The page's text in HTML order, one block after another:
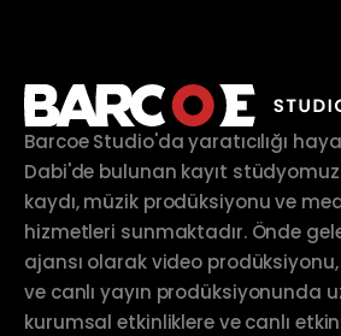
Barcoe Studio'da yaratıcılığı
Dabi'de bulunan kayıt stüdyomuz
kaydı, müzik prodüksiyonu ve
hizmetleri sunmaktadır. Önde
ajansı olarak video
ve canlı yayın prodüksiyonunda
kurumsal etkinliklere ve canlı